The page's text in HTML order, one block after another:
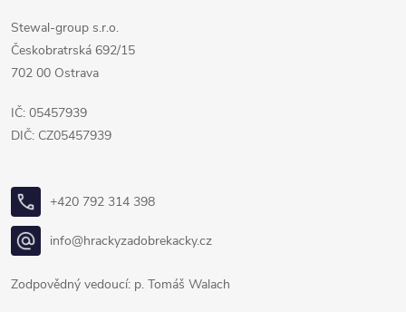
Stewal-group s.r.o.
Českobratrská 692/15
702 00 Ostrava
IČ: 05457939
DIČ: CZ05457939
+420 792 314 398
info@hrackyzadobrekacky.cz
Zodpovědný vedoucí: p. Tomáš Walach